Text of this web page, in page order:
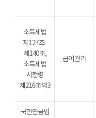
소득세법
제127조·
제140조,
소득세법
시행령
제216조의3
급여관리
국민연금법